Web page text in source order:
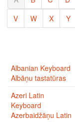
V
W X Y
Albanian Keyboard
Albāņu tastatūras
Azeri Latin
Keyboard
Azerbaidžāņu Latin